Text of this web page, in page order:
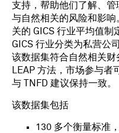
支持，帮助他们了解、
与自然相关的风险和影
关的 GICS 行业平均值制
GICS 行业分类为私营公
该数据集符合自然相关财
LEAP 方法，市场参与
与 TNFD 建议保持一致。
该数据集包括
130 多个衡量标准